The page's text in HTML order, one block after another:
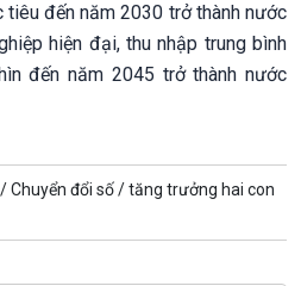
tiêu đến năm 2030 trở thành nước
hiện đại, thu nhập trung bình
đến năm 2045 trở thành nước
/Chuyển đổi số /tăng trưởng hai con